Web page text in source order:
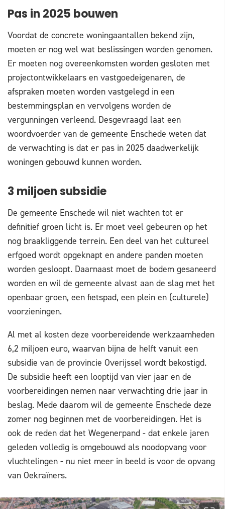
Pas in 2025 bouwen
Voordat de concrete woningaantallen bekend zijn,
moeten er nog wel wat beslissingen worden genomen.
Er moeten nog overeenkomsten worden gesloten met
projectontwikkelaars en vastgoedeigenaren, de
afspraken moeten worden vastgelegd in een
bestemmingsplan en vervolgens worden de
vergunningen verleend. Desgevraagd laat een
woordvoerder van de gemeente Enschede weten dat
de verwachting is dat er pas in 2025 daadwerkelijk
woningen gebouwd kunnen worden.
3 miljoen subsidie
De gemeente Enschede wil niet wachten tot er
definitief groen licht is. Er moet veel gebeuren op het
nog braakliggende terrein. Een deel van het cultureel
erfgoed wordt opgeknapt en andere panden moeten
worden gesloopt. Daarnaast moet de bodem gesaneerd
worden en wil de gemeente alvast aan de slag met het
openbaar groen, een fietspad, een plein en (culturele)
voorzieningen.
Al met al kosten deze voorbereidende werkzaamheden
6,2 miljoen euro, waarvan bijna de helft vanuit een
subsidie van de provincie Overijssel wordt bekostigd.
De subsidie heeft een looptijd van vier jaar en de
voorbereidingen nemen naar verwachting drie jaar in
beslag. Mede daarom wil de gemeente Enschede deze
zomer nog beginnen met de voorbereidingen. Het is
ook de reden dat het Wegenerpand - dat enkele jaren
geleden volledig is omgebouwd als noodopvang voor
vluchtelingen - nu niet meer in beeld is voor de opvang
van Oekraïners.